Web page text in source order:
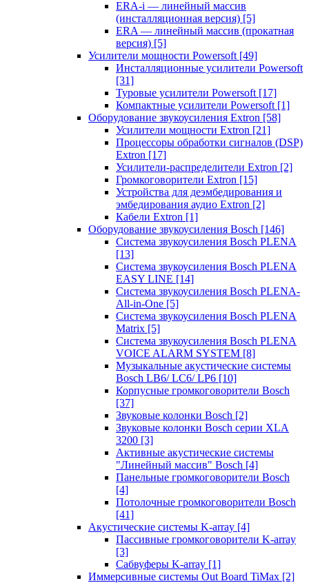
ERA-i — линейный массив
(инсталляционная версия) [5]
ERA — линейный массив (прокатная
версия) [5]
Усилители мощности Powersoft [49]
Инсталляционные усилители Powersoft
[31]
Туровые усилители Powersoft [17]
Компактные усилители Powersoft [1]
Оборудование звукоусиления Extron [58]
Усилители мощности Extron [21]
Процессоры обработки сигналов (DSP)
Extron [17]
Усилители-распределители Extron [2]
Громкоговорители Extron [15]
Устройства для деэмбедирования и
эмбедирования аудио Extron [2]
Кабели Extron [1]
Оборудование звукоусиления Bosch [146]
Система звукоусиления Bosch PLENA
[13]
Система звукоусиления Bosch PLENA
EASY LINE [14]
Система звукоусиления Bosch PLENA-
All-in-One [5]
Система звукоусиления Bosch PLENA
Matrix [5]
Система звукоусиления Bosch PLENA
VOICE ALARM SYSTEM [8]
Музыкальные акустические системы
Bosch LB6/ LC6/ LP6 [10]
Корпусные громкоговорители Bosch
[37]
Звуковые колонки Bosch [2]
Звуковые колонки Bosch серии XLA
3200 [3]
Активные акустические системы
"Линейный массив" Bosch [4]
Панельные громкоговорители Bosch
[4]
Потолочные громкоговорители Bosch
[41]
Акустические системы K-array [4]
Пассивные громкоговорители K-array
[3]
Сабвуферы K-array [1]
Иммерсивные системы Out Board TiMax [2]